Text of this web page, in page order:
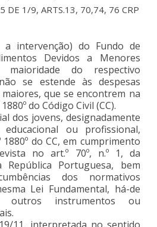
DE 1/9, ARTS.13, 70,74, 76 CRP
intervenção) do Fundo de
Devidos a Menores
do respectivo
se estende às despesas
que se encontrem na
do Código Civil (CC).
dos jovens, designadamente
ou profissional,
do CC, em cumprimento
no art.º 70º, n.º 1, da
República Portuguesa, bem
dos normativos
Lei Fundamental, há-de
outros instrumentos ou